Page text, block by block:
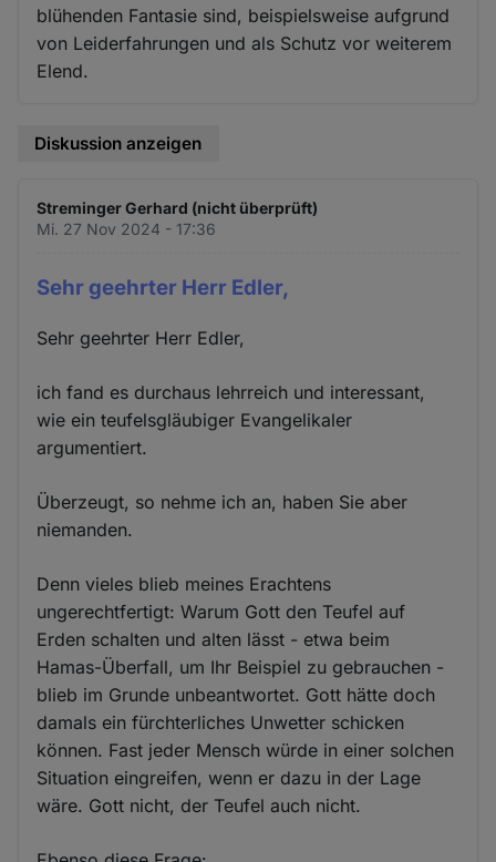
blühenden Fantasie sind, beispielsweise aufgrund
von Leiderfahrungen und als Schutz vor weiterem
Elend.
Diskussion anzeigen
Streminger Gerhard (nicht überprüft)
Mi. 27 Nov 2024 - 17:36
Sehr geehrter Herr Edler,
Sehr geehrter Herr Edler,
ich fand es durchaus lehrreich und interessant,
wie ein teufelsgläubiger Evangelikaler
argumentiert.
Überzeugt, so nehme ich an, haben Sie aber
niemanden.
Denn vieles blieb meines Erachtens
ungerechtfertigt: Warum Gott den Teufel auf
Erden schalten und alten lässt - etwa beim
Hamas-Überfall, um Ihr Beispiel zu gebrauchen -
blieb im Grunde unbeantwortet. Gott hätte doch
damals ein fürchterliches Unwetter schicken
können. Fast jeder Mensch würde in einer solchen
Situation eingreifen, wenn er dazu in der Lage
wäre. Gott nicht, der Teufel auch nicht.